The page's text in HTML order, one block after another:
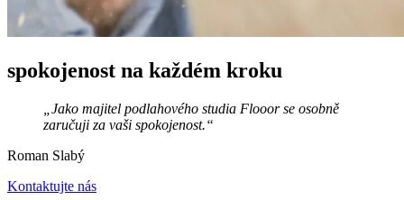
spokojenost na každém kroku
„Jako majitel podlahového studia Flooor se osobně
zaručuji za vaši spokojenost.“
Roman Slabý
Kontaktujte nás